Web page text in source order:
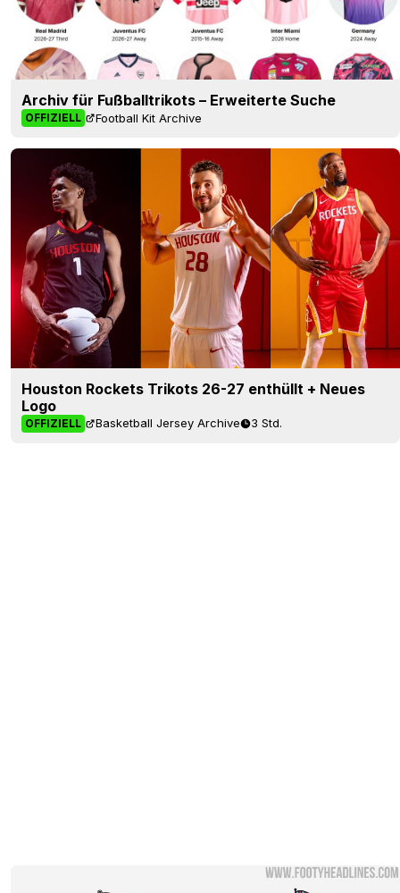
Archiv für Fußballtrikots – Erweiterte Suche
OFFIZIELL Football Kit Archive
Houston Rockets Trikots 26-27 enthüllt + Neues
Logo
OFFIZIELL Basketball Jersey Archive 3 Std.